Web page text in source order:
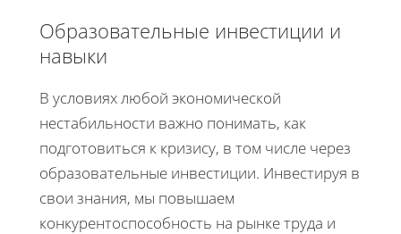
Образовательные инвестиции и
навыки
В условиях любой экономической
нестабильности важно понимать, как
подготовиться к кризису, в том числе через
образовательные инвестиции. Инвестируя в
свои знания, мы повышаем
конкурентоспособность на рынке труда и